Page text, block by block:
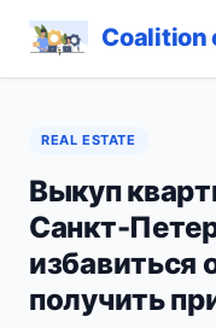
Coalition
REAL ESTATE
Выкуп
Санкт-
избавиться
получить